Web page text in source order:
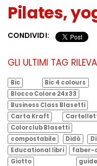
Pilates,
CONDIVIDI:
GLI ULTIMI TAG
Bic Bic 4 colours
Blocco Colore 24x33
Business Class Blasetti
Carta Kraft
Colorclub Blasetti
compostabile
Didò
Educational libri
faber-
Giotto